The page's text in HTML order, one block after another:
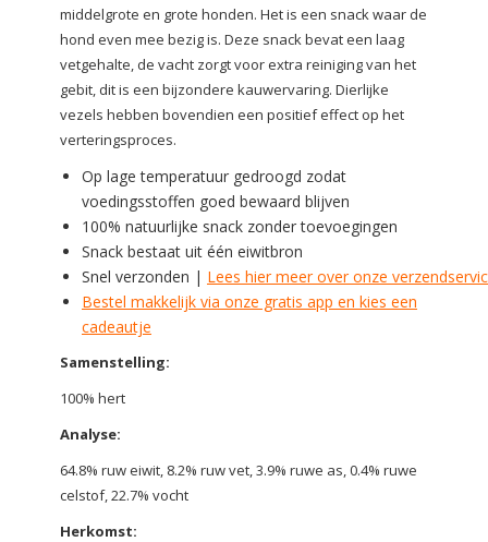
middelgrote en grote honden. Het is een snack waar de
hond even mee bezig is. Deze snack bevat een laag
vetgehalte, de vacht zorgt voor extra reiniging van het
gebit, dit is een bijzondere kauwervaring. Dierlijke
vezels hebben bovendien een positief effect op het
verteringsproces.
Op lage temperatuur gedroogd zodat
voedingsstoffen goed bewaard blijven
100% natuurlijke snack zonder toevoegingen
Snack bestaat uit één eiwitbron
Snel verzonden | Lees hier meer over onze
Bestel makkelijk via onze gratis app en kies een
cadeautje
Samenstelling:
100% hert
Analyse:
64.8% ruw eiwit, 8.2% ruw vet, 3.9% ruwe as, 0.4% ruwe
celstof, 22.7% vocht
Herkomst: